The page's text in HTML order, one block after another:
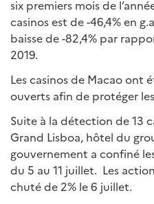
six premiers mois de
casinos est de -46,4% en
baisse de -82,4% par
2019.
Les casinos de Macao ont
ouverts afin de protéger
Suite à la détection de 13
Grand Lisboa, hôtel du
gouvernement a confiné
du 5 au 11 juillet. Les
chuté de 2% le 6 juillet.